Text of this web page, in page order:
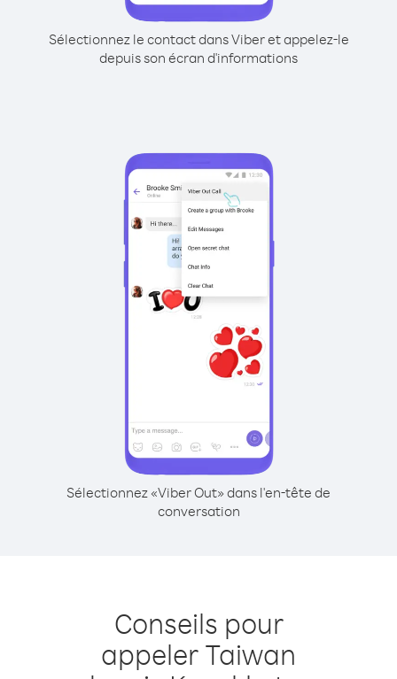
Sélectionnez le contact dans Viber et appelez-le
depuis son écran d'informations
Sélectionnez «Viber Out» dans l'en-tête de
conversation
Conseils pour
appeler Taiwan